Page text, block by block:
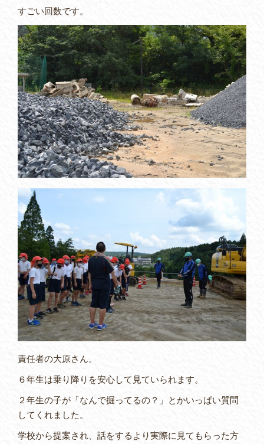
すごい回数です。
責任者の大原さん。
６年生は乗り降りを安心して見ていられます。
２年生の子が「なんで掘ってるの？」とかいっぱい質問
してくれました。
学校から提案され、話をするより実際に見てもらった方